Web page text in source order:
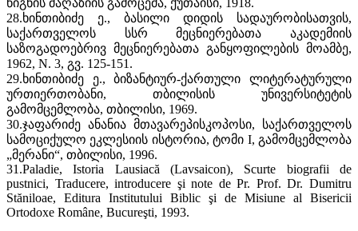
28.ხინთიბიძე ე., ბასილი დიდის სადაურობისათვის,
საქართველოს სსრ მეცნიერებათა აკადემიის
საზოგადოებრივ მეცნიერებათა განყოფილების მოამბე,
1962, N. 3, გვ. 125-151.
29.ხინთიბიძე ე., ბიზანტიურ-ქართული ლიტერატურული
ურთიერთობანი, თბილისის უნივერსიტეტის
გამომცემლობა, თბილისი, 1969.
30.ჯაფარიძე ანანია მთავარეპისკოპოსი, საქართველოს
სამოციქულო ეკლესიის ისტორია, ტომი I, გამომცემლობა
„მერანი“, თბილისი, 1996.
31.Paladie, Istoria Lausiacă (Lavsaicon), Scurte biografii de
pustnici, Traducere, introducere şi note de Pr. Prof. Dr. Dumitru
Stăniloae, Editura Institutului Biblic şi de Misiune al Bisericii
Ortodoxe Române, Bucureşti, 1993.